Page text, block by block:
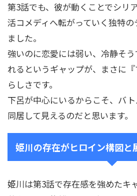
第3話でも、彼が動くことでシリ
活コメディへ転がっていく独特
ました。
強いのに恋愛には弱い、冷静そ
れるというギャップが、まさに『
らしさです。
下呂が中心にいるからこそ、バ
同居して見えるのだと思います。
姫川の存在がヒロイン構図と
姫川は第3話で存在感を強めたキ